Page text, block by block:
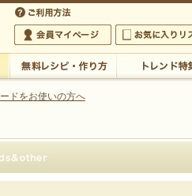
円以上のご注文で送料は当店が負担い
当店が負担いたします
会員マイページ
お気に入りリスト
ドをお使いの方へ